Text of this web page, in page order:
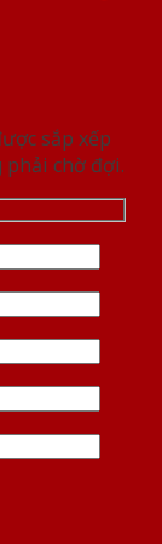
sắp xếp
phải chờ đợi.